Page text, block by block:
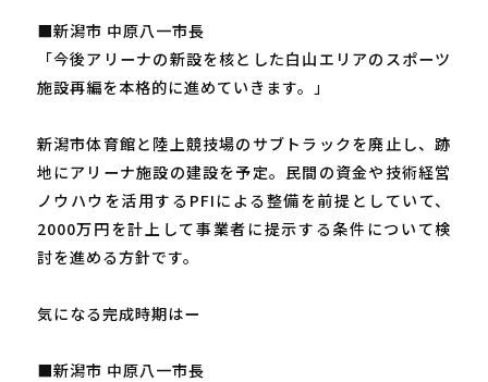
■新潟市 中原八一市長
「今後アリーナの新設を核とした白山エリアのスポーツ
施設再編を本格的に進めていきます。」
新潟市体育館と陸上競技場のサブトラックを廃止し、跡
地にアリーナ施設の建設を予定。民間の資金や技術経営
ノウハウを活用するPFIによる整備を前提としていて、
2000万円を計上して事業者に提示する条件について検
討を進める方針です。
気になる完成時期はー
■新潟市 中原八一市長